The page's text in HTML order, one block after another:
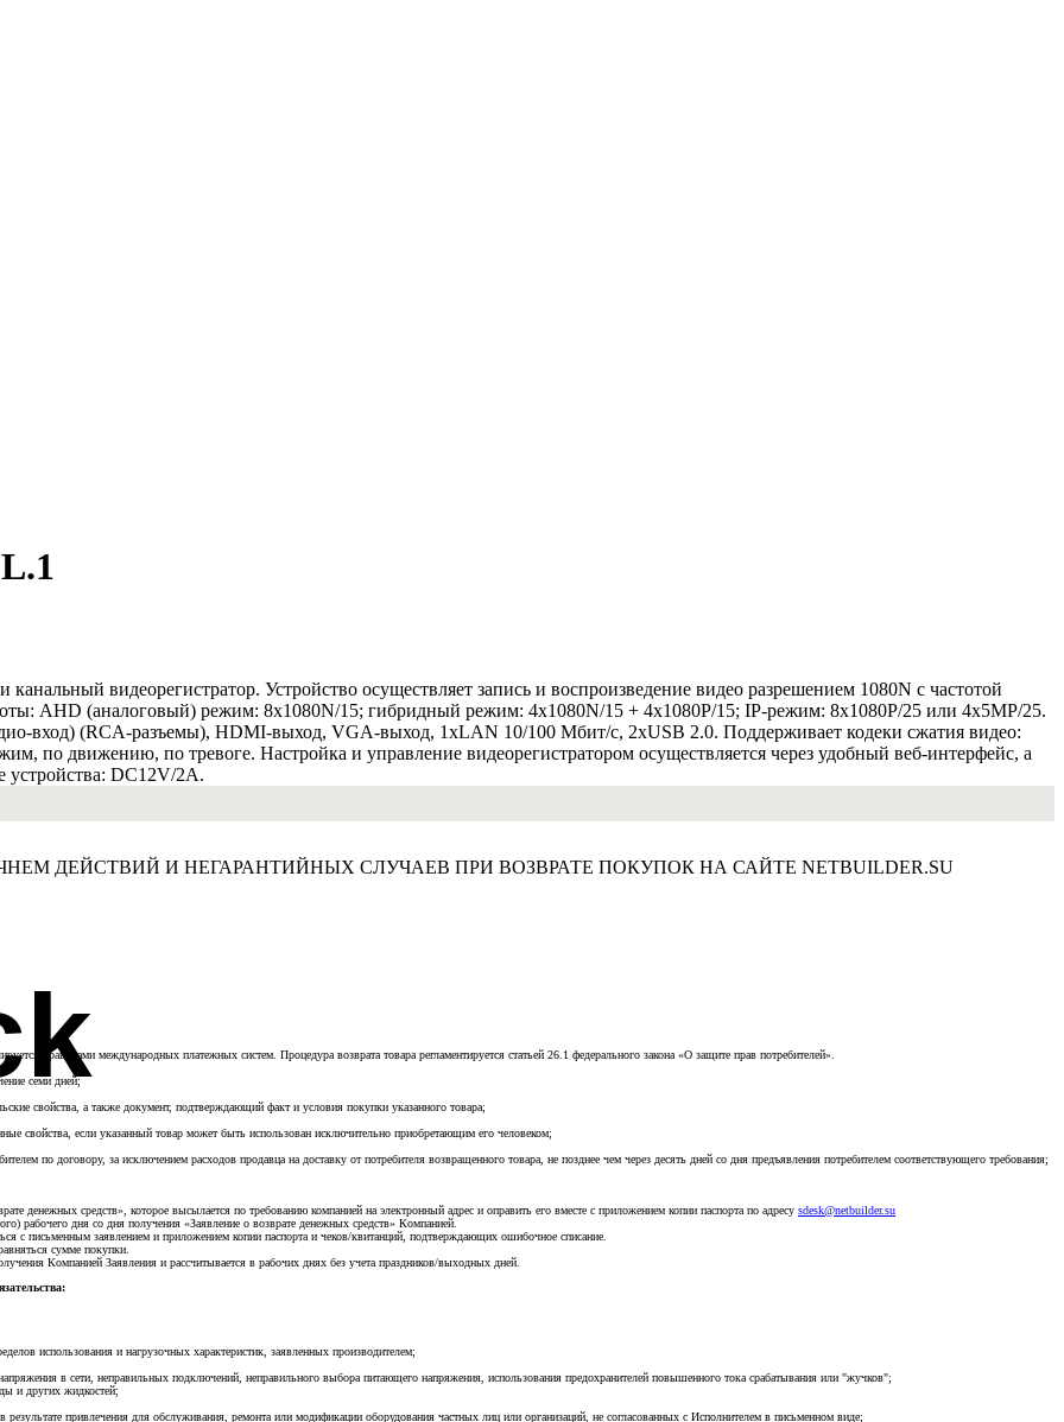
видеорегистратор. Устройство осуществляет запись и воспроизведение видео разрешением 1080N с частотой
AHD (аналоговый) режим: 8x1080N/15; гибридный режим: 4x1080N/15 + 4x1080P/15; IP-режим: 8x1080P/25 или 4x5MP/25.
вход) (RCA-разъемы), HDMI-выход, VGA-выход, 1xLAN 10/100 Мбит/с, 2xUSB 2.0. Поддерживает кодеки сжатия видео:
по движению, по тревоге. Настройка и управление видеорегистратором осуществляется через удобный веб-интерфейс, а
устройства: DC12V/2A.
ДЕЙСТВИЙ И НЕГАРАНТИЙНЫХ СЛУЧАЕВ ПРИ ВОЗВРАТЕ ПОКУПОК НА САЙТЕ NETBUILDER.SU
правилами международных платежных систем. Процедура возврата товара регламентируется статьей 26.1 федерального закона «О защите прав потребителей».
семи дней;
свойства, а также документ, подтверждающий факт и условия покупки указанного товара;
свойства, если указанный товар может быть использован исключительно приобретающим его человеком;
по договору, за исключением расходов продавца на доставку от потребителя возвращенного товара, не позднее чем через десять дней со дня предъявления потребителем соответствующего требования;
денежных средств», которое высылается по требованию компанией на электронный адрес и оправить его вместе с приложением копии паспорта по адресу sdesk@netbuilder.su
рабочего дня со дня получения «Заявление о возврате денежных средств» Компанией.
с письменным заявлением и приложением копии паспорта и чеков/квитанций, подтверждающих ошибочное списание.
сумме покупки.
Компанией Заявления и рассчитывается в рабочих днях без учета праздников/выходных дней.
использования и нагрузочных характеристик, заявленных производителем;
в сети, неправильных подключений, неправильного выбора питающего напряжения, использования предохранителей повышенного тока срабатывания или "жучков";
и других жидкостей;
привлечения для обслуживания, ремонта или модификации оборудования частных лиц или организаций, не согласованных с Исполнителем в письменном виде;